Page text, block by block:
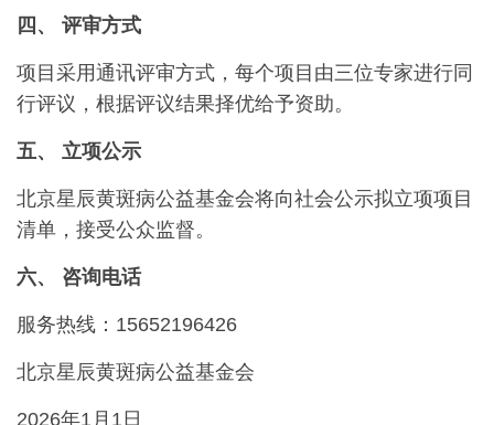
四、 评审方式
项目采用通讯评审方式，每个项目由三位专家进行同
行评议，根据评议结果择优给予资助。
五、 立项公示
北京星辰黄斑病公益基金会将向社会公示拟立项项目
清单，接受公众监督。
六、 咨询电话
服务热线：15652196426
北京星辰黄斑病公益基金会
2026年1月1日